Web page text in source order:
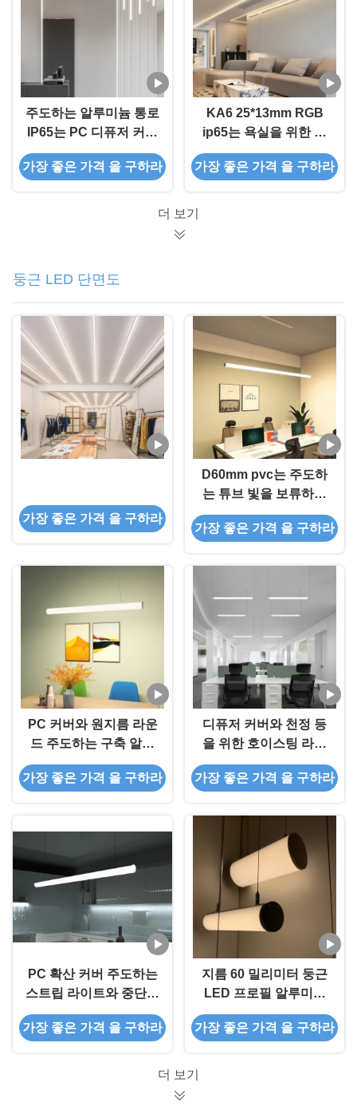
주도하는 알루미늄 통로
IP65는 PC 디퓨저 커버
PMMA 커버로 방수
LED 채널을 위한 알루
가장 좋은 가격 을 구하라
KA6 25*13mm RGB
ip65는 욕실을 위한 알
루니늄 스트립 구축을
이끌었습니다
가장 좋은 가격 을 구하라
더 보기
둥근 LED 단면도
가장 좋은 가격 을 구하라
D60mm pvc는 주도하
는 튜브 빛을 보류하기
위한 프로필을 이끌었습
니다
가장 좋은 가격 을 구하라
PC 커버와 원지름 라운
드 주도하는 구축 알루
미늄 통로를 끌어올리기
가장 좋은 가격 을 구하라
디퓨저 커버와 천정 등
을 위한 호이스팅 라운
드 LED 프로필 지름 30
밀리미터
가장 좋은 가격 을 구하라
PC 확산 커버 주도하는
스트립 라이트와 중단된
라운드 알루미늄 LED
프로필 30 밀리미터 60
가장 좋은 가격 을 구하라
지름 60 밀리미터 둥근
LED 프로필 알루미늄
합금 6063 T5 호이스팅
가장 좋은 가격 을 구하라
더 보기